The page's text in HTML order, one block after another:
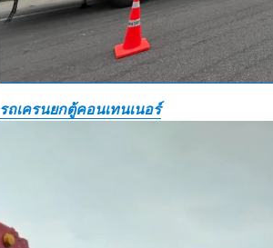
รถเครนยกตู้คอนเทนเนอร์